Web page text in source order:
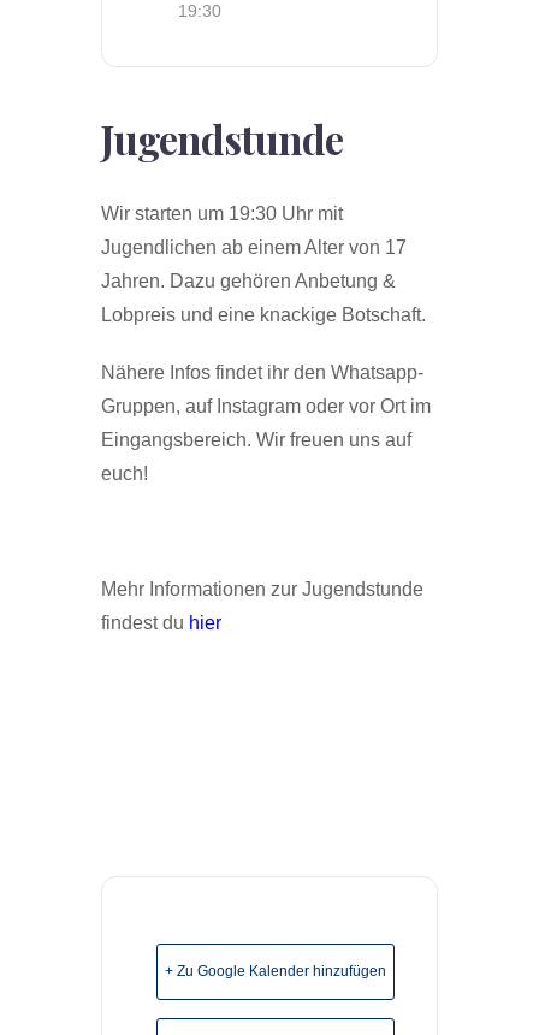
19:30
Jugendstunde
Wir starten um 19:30 Uhr mit
Jugendlichen ab einem Alter von 17
Jahren. Dazu gehören Anbetung &
Lobpreis und eine knackige Botschaft.
Nähere Infos findet ihr den Whatsapp-
Gruppen, auf Instagram oder vor Ort im
Eingangsbereich. Wir freuen uns auf
euch!
Mehr Informationen zur Jugendstunde
findest du hier
+ Zu Google Kalender hinzufügen